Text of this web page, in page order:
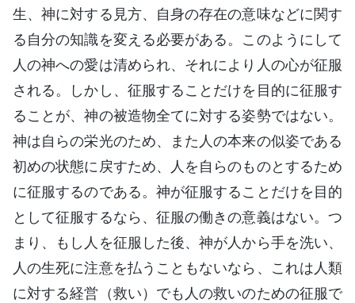
生、神に対する見方、自身の存在の意味などに関す
る自分の知識を変える必要がある。このようにして
人の神への愛は清められ、それにより人の心が征服
される。しかし、征服することだけを目的に征服す
ることが、神の被造物全てに対する姿勢ではない。
神は自らの栄光のため、また人の本来の似姿である
初めの状態に戻すため、人を自らのものとするため
に征服するのである。神が征服することだけを目的
として征服するなら、征服の働きの意義はない。つ
まり、もし人を征服した後、神が人から手を洗い、
人の生死に注意を払うこともないなら、これは人類
に対する経営（救い）でも人の救いのための征服で